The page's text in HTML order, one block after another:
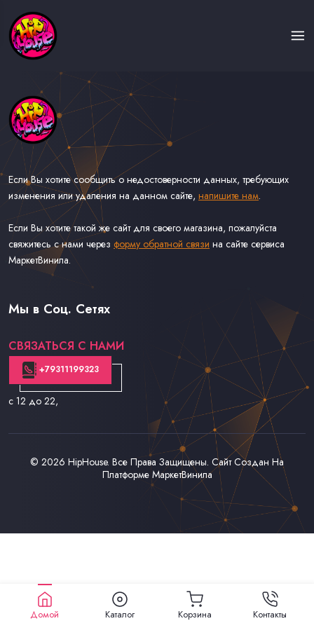
Если Вы хотите сообщить о недостоверности данных, требующих
изменения или удаления на данном сайте, напишите нам.
Если Вы хотите такой же сайт для своего магазина, пожалуйста
свяжитесь с нами через форму обратной связи на сайте сервиса
МаркетВинила.
Каталог Музыки на Виниле В Наличии
Доставка и Оплата
Мы в Соц. Сетях
СВЯЗАТЬСЯ С НАМИ
+79311199323
с 12 до 22,
© 2026 HipHouse. Все Права Защищены. Сайт Создан На
Платформе МаркетВинила
Домой Каталог Корзина Контакты